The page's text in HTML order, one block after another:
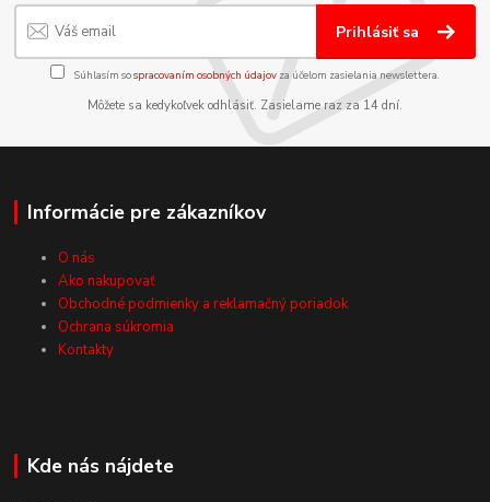
Prihlásiť sa
Súhlasím sospracovaním osobných údajov za účelom zasielania newslettera.
Môžete sa kedykoľvek odhlásiť. Zasielame raz za 14 dní.
Informácie pre zákazníkov
O nás
Ako nakupovať
Obchodné podmienky a reklamačný poriadok
Ochrana súkromia
Kontakty
Kde nás nájdete